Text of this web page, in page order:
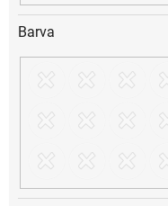
Barva